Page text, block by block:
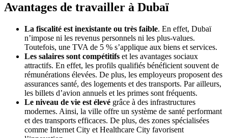
Avantages de travailler à Dubaï
La fiscalité est inexistante ou très faible. En effet, Dubaï
n’impose ni les revenus personnels ni les plus-values.
Toutefois, une TVA de 5 % s’applique aux biens et services.
Les salaires sont compétitifs et les avantages sociaux
attractifs. En effet, les profils qualifiés bénéficient souvent de
rémunérations élevées. De plus, les employeurs proposent des
assurances santé, des logements et des transports. Par ailleurs,
les billets d’avion annuels et les primes sont fréquents.
Le niveau de vie est élevé grâce à des infrastructures
modernes. Ainsi, la ville offre un système de santé performant
et des transports efficaces. De plus, des zones spécialisées
comme Internet City et Healthcare City favorisent